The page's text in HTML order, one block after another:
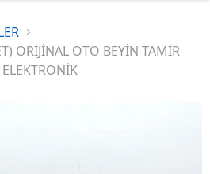
ORİJİNAL OTO BEYİN TAMİR